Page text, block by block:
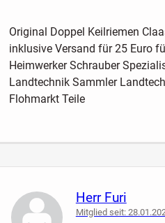
Original Doppel Keilriemen
inklusive Versand für 25 Euro
Heimwerker Schrauber
Landtechnik Sammler
Flohmarkt Teile
Herr Furi
Mitglied seit: